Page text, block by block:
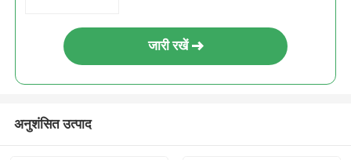
जारी रखें
अनुशंसित उत्पाद